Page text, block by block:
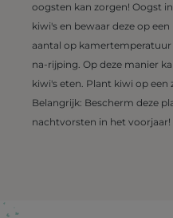
oogsten kan zorgen! Oogst
kiwi's en bewaar deze op
aantal op
na-rijping. Op deze manier
kiwi's eten. Plant kiwi op een
Belangrijk: Bescherm deze
nachtvorsten in het voorjaar!